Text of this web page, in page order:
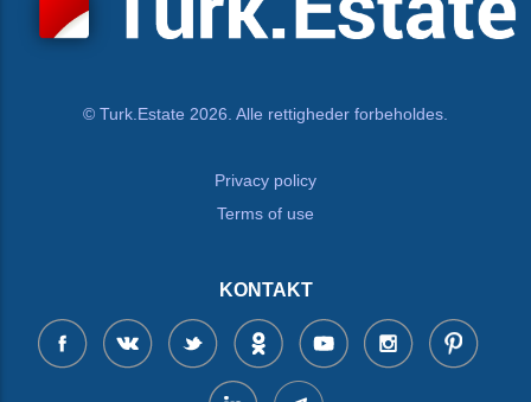
© Turk.Estate 2026. Alle rettigheder forbeholdes.
Privacy policy
Terms of use
KONTAKT